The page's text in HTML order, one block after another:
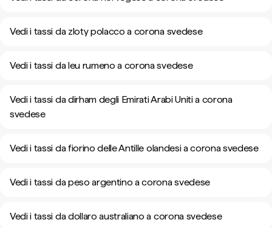
Vedi i tassi da zloty polacco a corona svedese
Vedi i tassi da leu rumeno a corona svedese
Vedi i tassi da dirham degli Emirati Arabi Uniti a corona
svedese
Vedi i tassi da fiorino delle Antille olandesi a corona svedese
Vedi i tassi da peso argentino a corona svedese
Vedi i tassi da dollaro australiano a corona svedese